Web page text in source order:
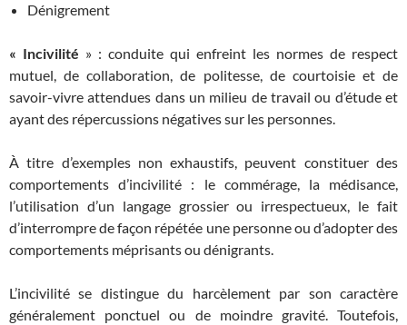
Dénigrement
« Incivilité » : conduite qui enfreint les normes de respect
mutuel, de collaboration, de politesse, de courtoisie et de
savoir-vivre attendues dans un milieu de travail ou d’étude et
ayant des répercussions négatives sur les personnes.
À titre d’exemples non exhaustifs, peuvent constituer des
comportements d’incivilité : le commérage, la médisance,
l’utilisation d’un langage grossier ou irrespectueux, le fait
d’interrompre de façon répétée une personne ou d’adopter des
comportements méprisants ou dénigrants.
L’incivilité se distingue du harcèlement par son caractère
généralement ponctuel ou de moindre gravité. Toutefois,